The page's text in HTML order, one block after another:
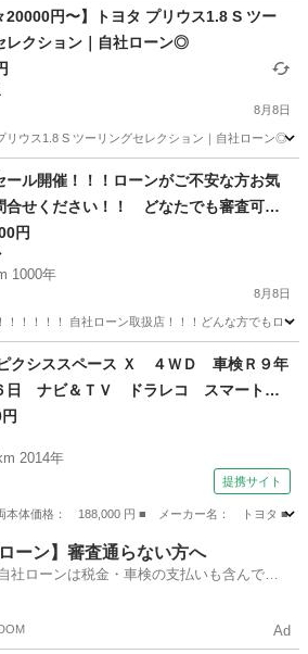
駅 プリウス ローン
20000円〜】トヨタ プリウス1.8 S ツー
レクション｜自社ローン◎
8月8日
リウス1.8 S ツーリングセレクション｜自社ローン◎
駅 プリウス
ール開催！！！ローンがご不安な方お気
合せください！！ どなたでも審査可能
気軽にご相談ください！！H18年 トヨ
ンマジェスタ Ｃタイプｉ－Ｆｏｕ
ケージ ４WD
円
1000年
8月8日
！！！！！ 自社ローン取扱店！！！どんな方でもロ
ン 走行距離
クシススペース Ｘ ４ＷＤ 車検Ｒ９年
日 ナビ＆ＴＶ ドラレコ スマートキ
リー Ｂｌｕｅｔｏｏｔｈ エコアイ
ドライトレベライザー 修復歴無 （検
2014年
提携サイト
本体価格： 188,000 円 ■ メーカー名： トヨタ ■
ローン】審査通らない方へ
社ローンは税金・車検の支払いも含んでい
Ad